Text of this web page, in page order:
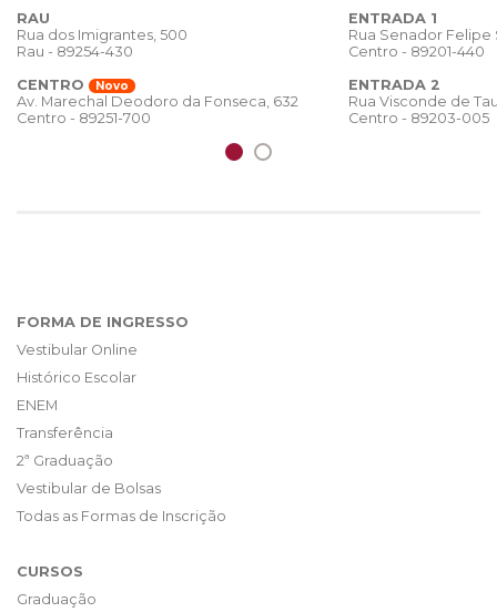
RAU
Rua dos Imigrantes, 500
Rau - 89254-430
CENTRO
Novo
Av. Marechal Deodoro da Fonseca, 632
Centro - 89251-700
ENTRADA 1
Rua Senador
Centro - 89201-440
ENTRADA 2
Rua Visconde de
Centro - 89203-005
FORMA DE INGRESSO
Vestibular Online
Histórico Escolar
ENEM
Transferência
2ª Graduação
Vestibular de Bolsas
Todas as Formas de Inscrição
CURSOS
Graduação